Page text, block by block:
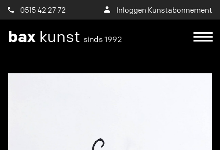
0515 42 27 72 Inloggen Kunstabonnement
bax kunst sinds 1992